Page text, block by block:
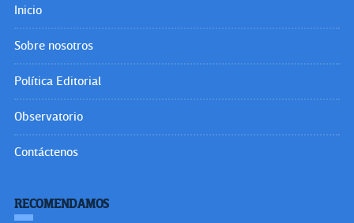
Inicio
Sobre nosotros
Política Editorial
Observatorio
Contáctenos
RECOMENDAMOS